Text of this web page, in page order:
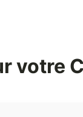
votre